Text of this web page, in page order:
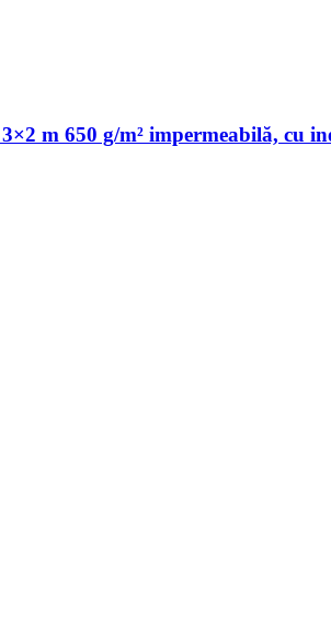
m 650 g/m² impermeabilă, cu